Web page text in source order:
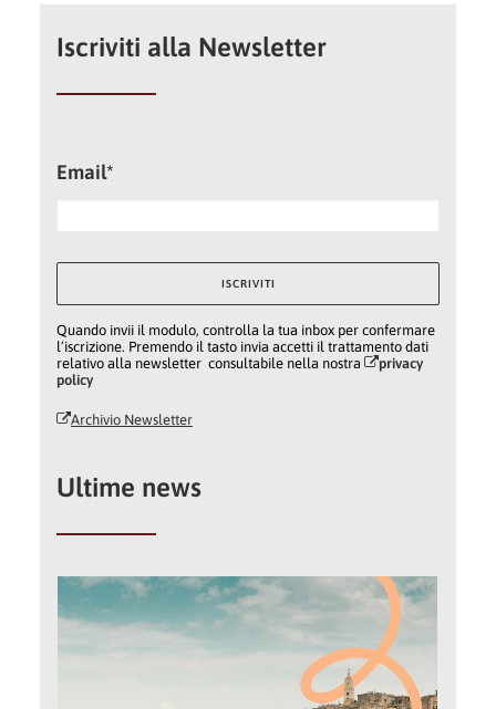
Iscriviti alla Newsletter
Email*
Quando invii il modulo, controlla la tua inbox per confermare
l’iscrizione. Premendo il tasto invia accetti il trattamento dati
relativo alla newsletter consultabile nella nostra
privacy
policy
Archivio Newsletter
Ultime news